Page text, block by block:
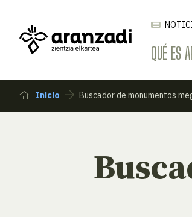
QUÉ ES
Inicio Buscador de monumentos